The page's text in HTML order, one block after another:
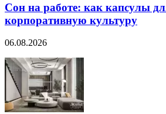
Сон на работе: как капсулы
корпоративную культуру
06.08.2026